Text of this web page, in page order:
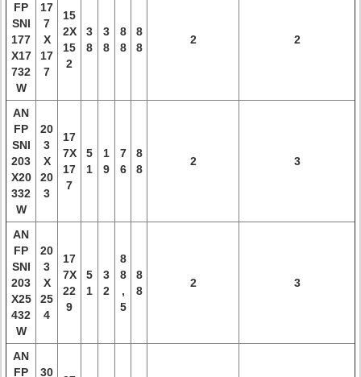
FP
SNI
177
X17
732
W
17
7
X
17
7
15
2X
15
2
3
8
3
8
8
8
8
8
2 2
AN
FP
SNI
203
X20
332
W
20
3
X
20
3
17
7X
17
7
5
1
1
9
7
6
8
8
2 3
AN
FP
SNI
203
X25
432
W
20
3
X
25
4
17
7X
22
9
5
1
3
2
8
8
,
5
8
8
2 3
AN
FP
30